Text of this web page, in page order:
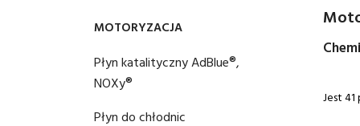
MOTORYZACJA
Płyn katalityczny AdBlue®,
NOXy®
Płyn do chłodnic
Jest